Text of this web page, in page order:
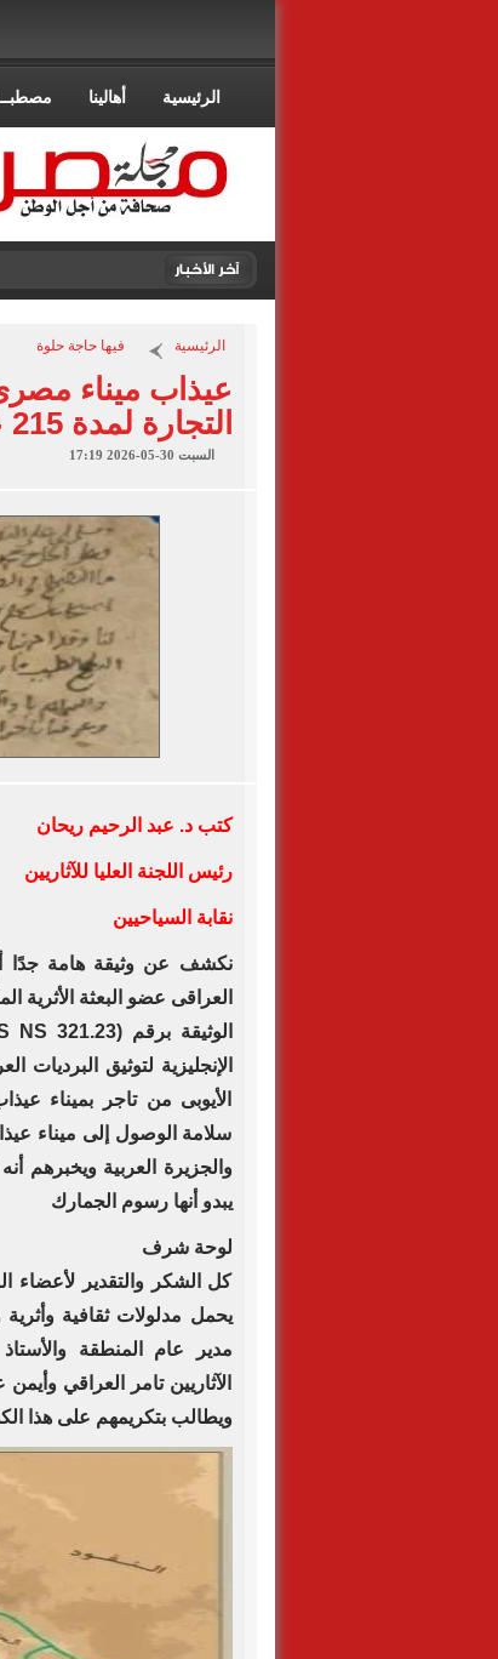
الرئيسية أهالينا
الرئيسية فيها حاجة حلوة
عيذاب ميناء
التجارة لمدة 215 عام
السبت 30-05-2026 17:19
كتب د. عبد الرحيم ريحان
رئيس اللجنة العليا للآثاريين
نقابة السياحيين
نكشف عن وثيقة هامة جدًا
العراقى عضو البعثة الأثرية
الإنجليزية لتوثيق
الأيوبى من تاجر بميناء
سلامة الوصول إلى ميناء
والجزيرة العربية ويخبرهم
يبدو أنها رسوم الجمارك
لوحة شرف
يحمل مدلولات ثقافية وأثرية
مدير عام المنطقة
الآثاريين تامر العراقي
ويطالب بتكريمهم على هذا